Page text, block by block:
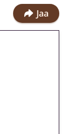
Jaa